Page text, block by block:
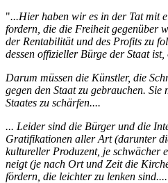
"...Hier haben wir es in der Tat mit
fordern, die die Freiheit gegenüber
der Rentabilität und des Profits zu
dessen offizieller Bürge der Staat
Darum müssen die Künstler, die
gegen den Staat zu gebrauchen.
Staates zu schärfen....
... Leider sind die Bürger und die
Gratifikationen aller Art (darunter
kultureller Produzent, je schwächer
neigt (je nach Ort und Zeit die
fördern, die leichter zu lenken